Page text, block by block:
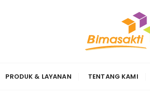
PRODUK & LAYANAN TENTANG KAMI